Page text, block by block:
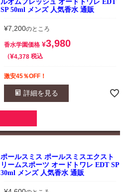
ルオムフレッシュ オードトワレ EDT
SP 50ml メンズ 人気香水 通販
¥7,200のところ
香水学園価格 ¥3,980
¥4,378 税込
激安45％OFF！
詳細を見る
ポールスミス ポールスミスエクスト
リームスポーツ オードトワレ EDT SP
30ml メンズ 人気香水 通販